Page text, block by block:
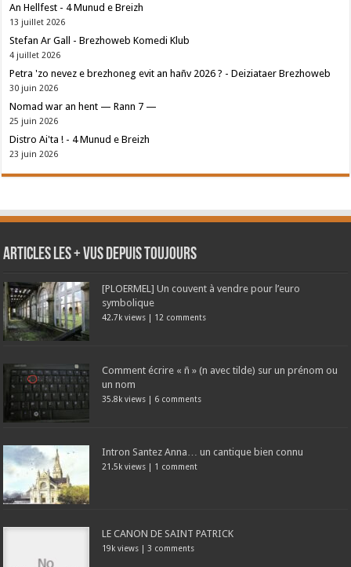
An Hellfest - 4 Munud e Breizh
13 juillet 2026
Stefan Ar Gall - Brezhoweb Komedi Klub
4 juillet 2026
Petra 'zo nevez e brezhoneg evit an hañv 2026 ? - Deiziataer Brezhoweb
30 juin 2026
Nomad war an hent — Rann 7 —
25 juin 2026
Distro Ai'ta ! - 4 Munud e Breizh
23 juin 2026
Articles les + vus depuis toujours
[PLOERMEL] Un couvent à vendre pour l’euro
symbolique
42.7k views | 12 comments
Comment écrire « ñ » (n avec tilde) sur un prénom ou
un nom
35.8k views | 6 comments
Intron Santez Anna… un cantique bien connu
21.5k views | 1 comment
LE CANON DE SAINT PATRICK
19k views | 3 comments